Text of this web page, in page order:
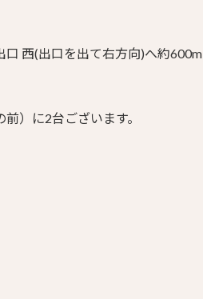
口 西(出口を出て右方向)へ約600m
）に2台ございます。